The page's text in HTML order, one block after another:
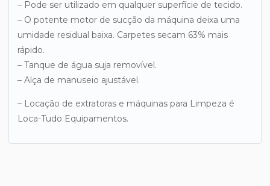
– Pode ser utilizado em qualquer superfície de tecido.
– O potente motor de sucção da máquina deixa uma
umidade residual baixa. Carpetes secam 63% mais
rápido.
– Tanque de água suja removível.
– Alça de manuseio ajustável.
– Locação de extratoras e máquinas para Limpeza é
Loca-Tudo Equipamentos.